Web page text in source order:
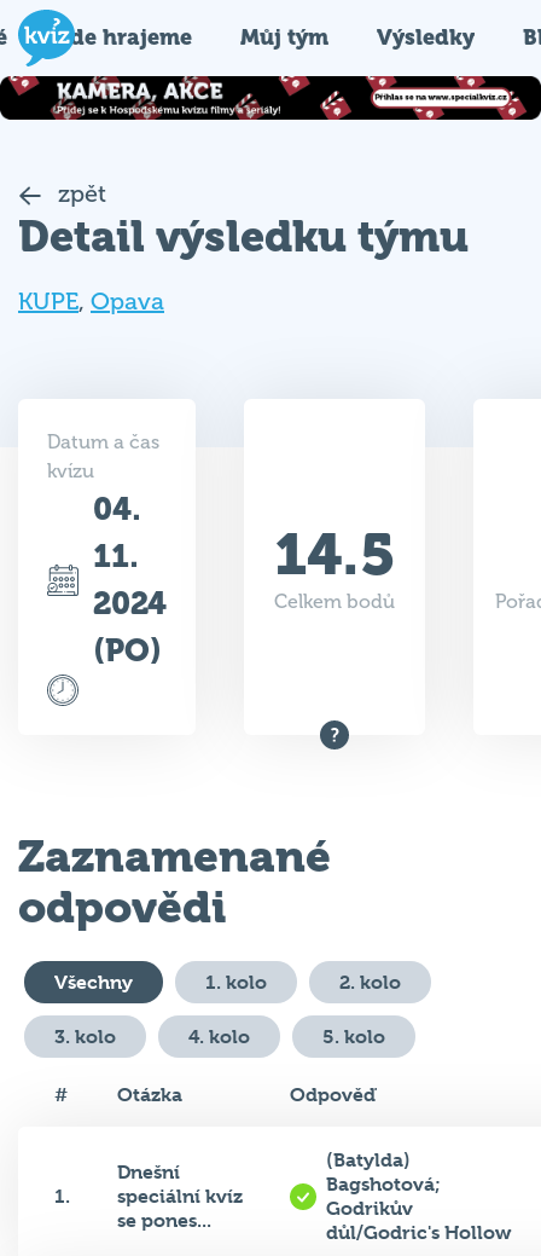
Kde hrajeme Můj tým Výsledky
zpět
Detail výsledku týmu
KUPE, Opava
Datum a čas
kvízu
04.
11.
2024
(PO)
14.5
Celkem bodů
Zaznamenané
odpovědi
Všechny 1. kolo 2. kolo
3. kolo 4. kolo 5. kolo
# Otázka Odpověď
1.
Dnešní
speciální kvíz
se pones...
(Batylda)
Bagshotová;
Godrikův
důl/Godric's Hollow